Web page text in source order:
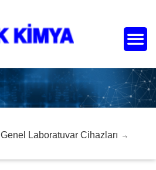
Genel Laboratuvar Cihazları